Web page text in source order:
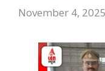
November 4, 2025